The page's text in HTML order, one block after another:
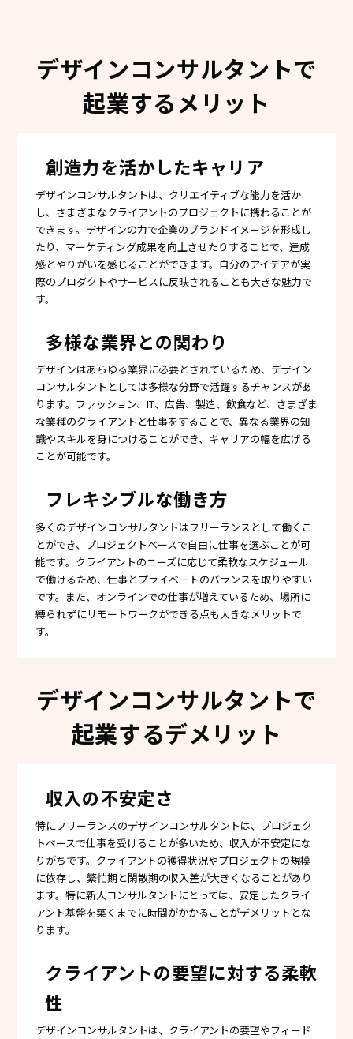
デザインコンサルタントで
起業するメリット
創造力を活かしたキャリア
デザインコンサルタントは、クリエイティブな能力を活か
し、さまざまなクライアントのプロジェクトに携わることが
できます。デザインの力で企業のブランドイメージを形成し
たり、マーケティング成果を向上させたりすることで、達成
感とやりがいを感じることができます。自分のアイデアが実
際のプロダクトやサービスに反映されることも大きな魅力で
す。
多様な業界との関わり
デザインはあらゆる業界に必要とされているため、デザイン
コンサルタントとしては多様な分野で活躍するチャンスがあ
ります。ファッション、IT、広告、製造、飲食など、さまざま
な業種のクライアントと仕事をすることで、異なる業界の知
識やスキルを身につけることができ、キャリアの幅を広げる
ことが可能です。
フレキシブルな働き方
多くのデザインコンサルタントはフリーランスとして働くこ
とができ、プロジェクトベースで自由に仕事を選ぶことが可
能です。クライアントのニーズに応じて柔軟なスケジュール
で働けるため、仕事とプライベートのバランスを取りやすい
です。また、オンラインでの仕事が増えているため、場所に
縛られずにリモートワークができる点も大きなメリットで
す。
デザインコンサルタントで
起業するデメリット
収入の不安定さ
特にフリーランスのデザインコンサルタントは、プロジェク
トベースで仕事を受けることが多いため、収入が不安定にな
りがちです。クライアントの獲得状況やプロジェクトの規模
に依存し、繁忙期と閑散期の収入差が大きくなることがあり
ます。特に新人コンサルタントにとっては、安定したクライ
アント基盤を築くまでに時間がかかることがデメリットとな
ります。
クライアントの要望に対する柔軟
性
デザインコンサルタントは、クライアントの要望やフィード